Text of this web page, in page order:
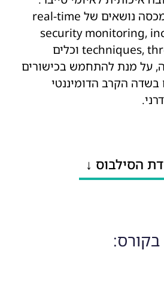
תכנית הלימודים מכסה נושאים של real-time
security monitoring,
techniques, threat intelligence וכלים
על מנת להתחמש בכישורים
בשדה הקרב הדומיננטי
הסילבוס ↓
בקורס: